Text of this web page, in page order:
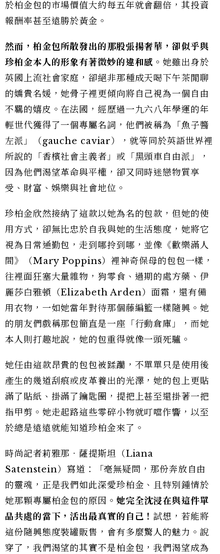
於柏金包的市場價值大約每五年就會翻倍，其投資
報酬率甚至遠勝於黃金。
然而，柏金包所散發出的那股張揚奢華，卻似乎與
珍柏金本人的形象有著微妙的違和感。 她雖出身於
英國上流社會家庭，卻絕非那種成天喝下午茶閒聊
的嬌貴名媛，她骨子裡更傾向將自己視為一個自由
不羈的嬉皮。在法國，經歷過一九六八年學運的年
輕世代獲得了一個專屬名詞，他們被稱為「魚子醬
左派」（gauche caviar），就等同於英語世界裡
所說的「香檳社會主義者」或「黑頭車自由派」，
因為他們渴望革命與平權，卻又同時迷戀物質享
受、財富、娛樂與社會地位。
珍柏金欣然接納了這款以她為名的包款，但她的使
用方式，卻無比忠於自我與她的生活態度，她將它
視為日常通勤包，走到哪拎到哪，並像《歡樂滿人
間》（Mary Poppins）裡神奇保母的包包一樣，
往裡面狂塞大量雜物，狗零食、過期的處方藥、伊
麗莎白雅頓（Elizabeth Arden）面霜，還有備
用衣物，一如她當年對待那個藤編籃一樣隨興。她
的朋友們戲稱那包簡直是一座「行動倉庫」，而她
本人則打趣地說，她的包重得就像一頭死驢。
她任由這款昂貴的包包被蹂躪，不單單只是使用後
產生的幾道刮痕或皮革養出的光澤，她的包上更貼
滿了貼紙、掛滿了鑰匙圈，提把上甚至還掛著一把
指甲剪。她走起路這些零碎小物就叮噹作響，以至
於總是遠遠就能知道珍柏金來了。
時尚記者莉雅那．薩提斯坦（Liana
Satenstein）寫道：「毫無疑問，那份奔放自由
的靈魂，正是我們如此深愛珍柏金、且特別鍾情於
她那顆專屬柏金包的原因。 她完全沈浸在與這件單
品共處的當下，活出最真實的自己！試想，若能將
這份隨興態度裝罐販售，會有多麼驚人的魅力。說
穿了，我們渴望的其實不是柏金包，我們渴望成為